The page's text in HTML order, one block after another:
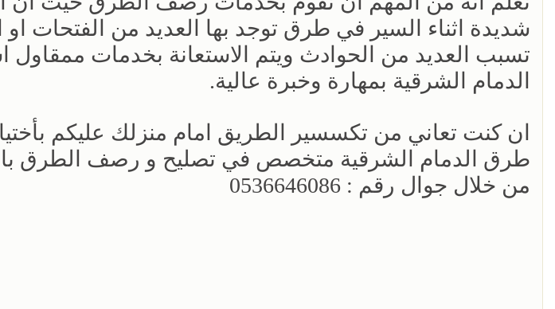
شديدة اثناء السير في طرق توجد بها العديد من الفتحات
تسبب العديد من الحوادث ويتم الاستعانة بخدمات
الدمام الشرقية بمهارة وخبرة عالية.
ان كنت تعاني من تكسسير الطريق امام منزلك عليكم
طرق الدمام الشرقية متخصص في تصليح و رصف الطرق
من خلال جوال رقم : 0536646086